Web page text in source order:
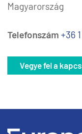
Magyarország
Telefonszám +36
Vegye fel a